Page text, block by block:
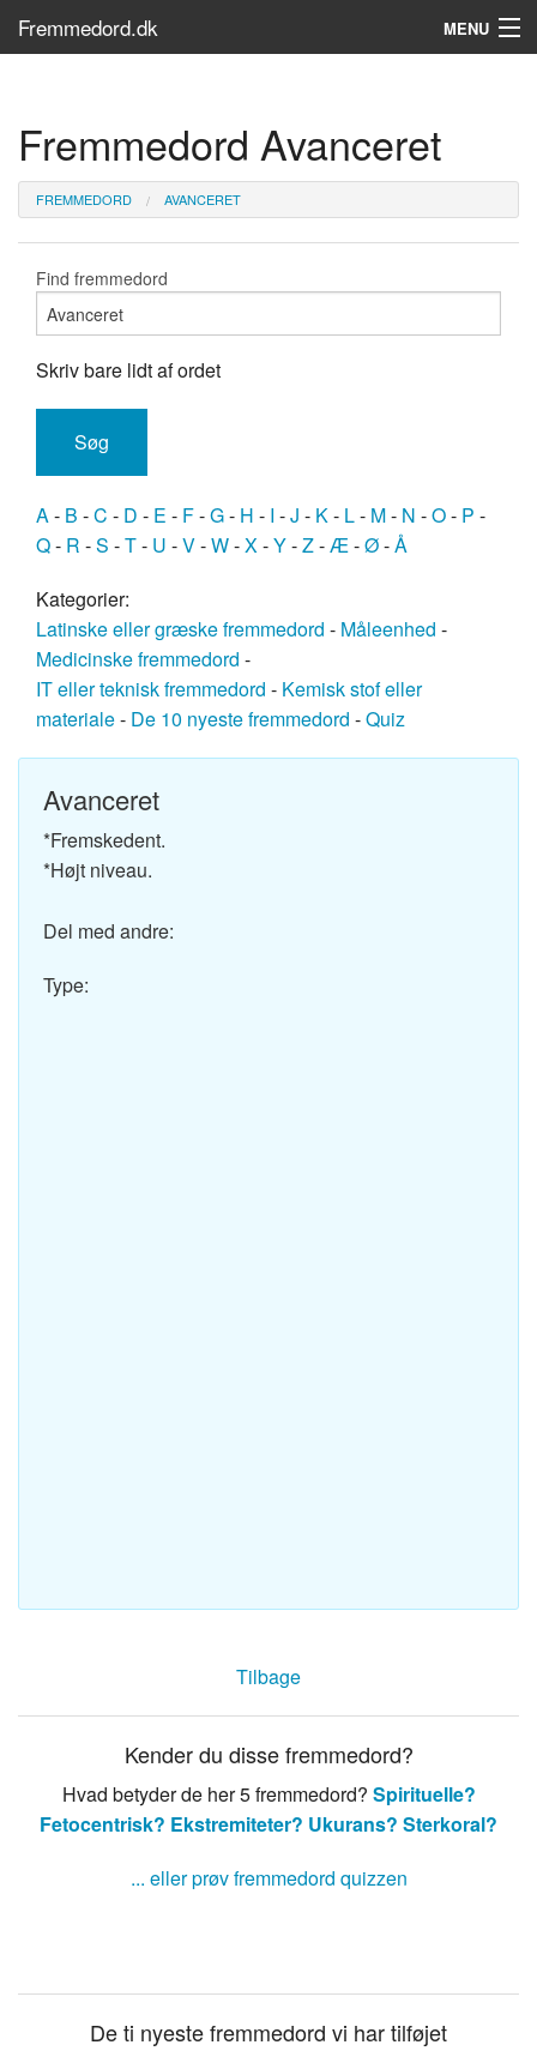
Fremmedord.dk MENU
Søg...
Find bøger
Fremmedord Avanceret
FREMMEDORD AVANCERET
Find fremmedord
Skriv bare lidt af ordet
A- B -C - D - E - F-G- H - I -J - K- L- M- N -O- P -
Q- R -S -T- U -V-W-X-Y-Z-Æ-Ø-Å
Kategorier:
Latinske eller græske fremmedord - Måleenhed -
Medicinske fremmedord -
IT eller teknisk fremmedord - Kemisk stof eller
materiale- De 10 nyeste fremmedord -Quiz
Avanceret
*Fremskedent.
*Højt niveau.
Del med andre:
Type:
Tilbage
Kender du disse fremmedord?
Hvad betyder de her 5 fremmedord? Spirituelle?
Fetocentrisk? Ekstremiteter? Ukurans? Sterkoral?
... eller prøv fremmedord quizzen
De ti nyeste fremmedord vi har tilføjet